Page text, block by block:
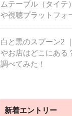
ムテーブル（タイテ
や視聴プラットフォ
白と黒のスプーン2
やお店はどこにある
調べてみた！
新着エントリー